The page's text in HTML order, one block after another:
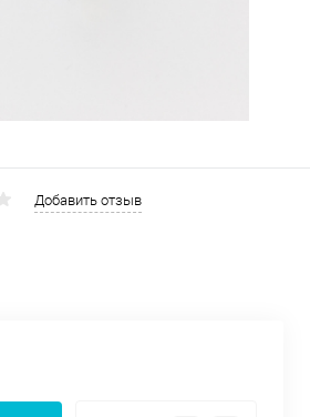
Добавить отзыв